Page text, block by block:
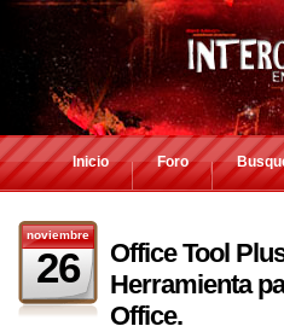
Inicio Foro
noviembre
26
Office Tool
Herramienta
Office.